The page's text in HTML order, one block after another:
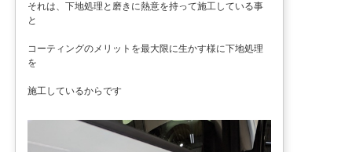
それは、下地処理と磨きに熱意を持って施工している事
と
コーティングのメリットを最大限に生かす様に下地処理
を
施工しているからです